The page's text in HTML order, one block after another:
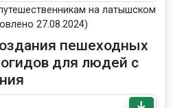
на латышском
27.08.2024)
пешеходных
для людей с